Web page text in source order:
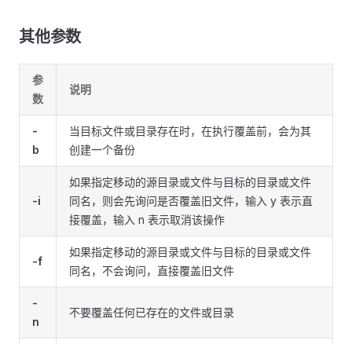
其他参数
参
数
说明
-
b
当目标文件或目录存在时，在执行覆盖前，会为其
创建一个备份
-i
如果指定移动的源目录或文件与目标的目录或文件
同名，则会先询问是否覆盖旧文件，输入 y 表示直
接覆盖，输入 n 表示取消该操作
-f
如果指定移动的源目录或文件与目标的目录或文件
同名，不会询问，直接覆盖旧文件
-
n
不要覆盖任何已存在的文件或目录